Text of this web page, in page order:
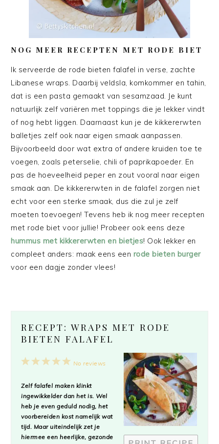
NOG MEER RECEPTEN MET RODE BIET
Ik serveerde de rode bieten falafel in verse, zachte
Libanese wraps. Daarbij veldsla, komkommer en tahin,
dat is een pasta gemaakt van sesamzaad. Je kunt
natuurlijk zelf variëren met toppings die je lekker vindt
of nog hebt liggen. Daarnaast kun je de kikkererwten
balletjes zelf ook naar eigen smaak aanpassen.
Bijvoorbeeld door wat extra of andere kruiden toe te
voegen, zoals peterselie, chili of paprikapoeder. En
pas de hoeveelheid peper en zout vooral naar eigen
smaak aan. De kikkererwten in de falafel zorgen niet
echt voor een sterke smaak, dus die zul je zelf
moeten toevoegen! Tevens heb ik nog meer recepten
met rode biet voor jullie! Probeer ook eens deze
hummus met kikkererwten en bietjes! Ook lekker en
compleet anders: maak eens een rode bieten burger
voor een dagje zonder vlees!
RECEPT: WRAPS MET RODE
BIETEN FALAFEL
5
4
3
2
1
No reviews
Zelf falafel maken klinkt
ingewikkelder dan het is. Wel
heb je even geduld nodig, het
voorbereiden kost namelijk wat
tijd. Maar uiteindelijk zet je
hiermee een heerlijke, gezonde